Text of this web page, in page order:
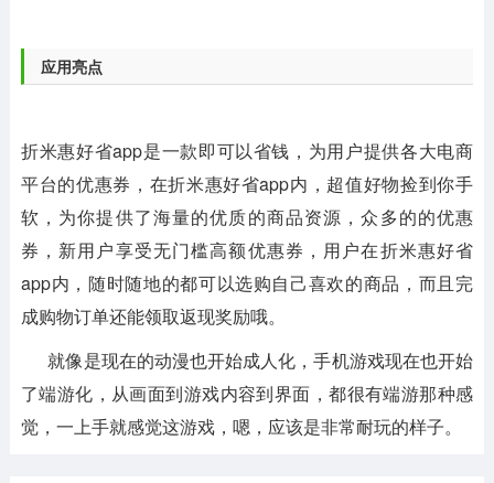
应用亮点
折米惠好省app是一款即可以省钱，为用户提供各大电商
平台的优惠券，在折米惠好省app内，超值好物捡到你手
软，为你提供了海量的优质的商品资源，众多的的优惠
券，新用户享受无门槛高额优惠券，用户在折米惠好省
app内，随时随地的都可以选购自己喜欢的商品，而且完
成购物订单还能领取返现奖励哦。
就像是现在的动漫也开始成人化，手机游戏现在也开始
了端游化，从画面到游戏内容到界面，都很有端游那种感
觉，一上手就感觉这游戏，嗯，应该是非常耐玩的样子。